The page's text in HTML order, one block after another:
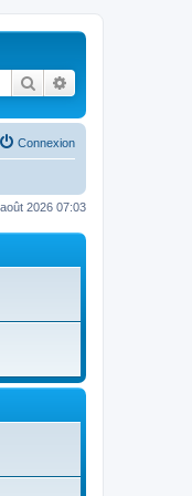
Rechercher
Connexion
2026 07:03